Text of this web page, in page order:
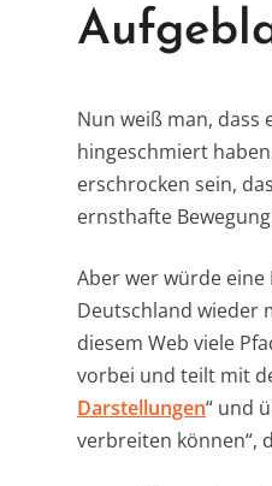
Nun weiß man, dass
hingeschmiert
erschrocken sein,
ernsthafte
Aber wer würde eine
Deutschland wieder
diesem Web viele
vorbei und teilt mit
Darstellungen“ und
verbreiten können“,